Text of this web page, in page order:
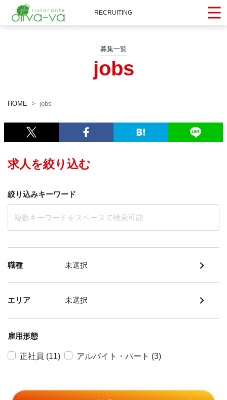
RECRUITING
募集一覧
jobs
HOME jobs
求人を絞り込む
絞り込みキーワード
職種 未選択
エリア 未選択
雇用形態
正社員 (11) アルバイト・パート (3)